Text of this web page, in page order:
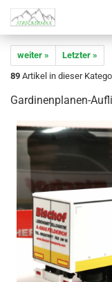
weiter »
Letzter »
89 Artikel in dieser
Gardinenplanen-